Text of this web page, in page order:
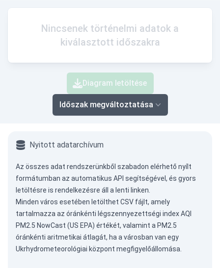
Nincsenek történelmi adatok a
kiválasztott időszakra
Diagram letöltése
Időszak megváltoztatása
Nyitott adatarchívum
Az összes adat rendszerünkből szabadon elérhető nyílt
formátumban az automatikus API segítségével, és gyors
letöltésre is rendelkezésre áll a lenti linken.
Minden város esetében letölthet CSV fájlt, amely
tartalmazza az óránkénti légszennyezettségi index AQI
PM2.5 NowCast (US EPA) értékét, valamint a PM2.5
óránkénti aritmetikai átlagát, ha a városban van egy
Ukrhydrometeorológiai központ megfigyelőállomása.